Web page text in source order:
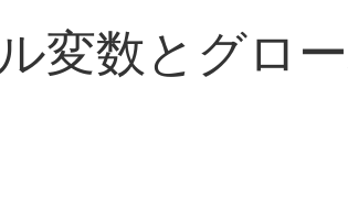
ル変数とグロ